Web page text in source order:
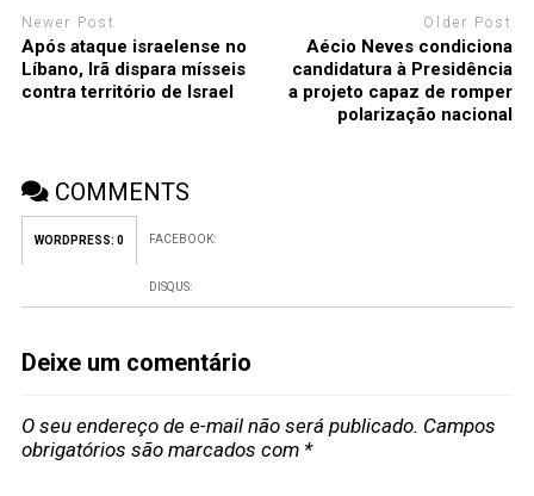
Newer Post
Após ataque israelense no
Líbano, Irã dispara mísseis
contra território de Israel
Older Post
Aécio Neves condiciona
candidatura à Presidência
a projeto capaz de romper
polarização nacional
COMMENTS
WORDPRESS: 0 FACEBOOK:
DISQUS:
Deixe um comentário
O seu endereço de e-mail não será publicado. Campos
obrigatórios são marcados com *